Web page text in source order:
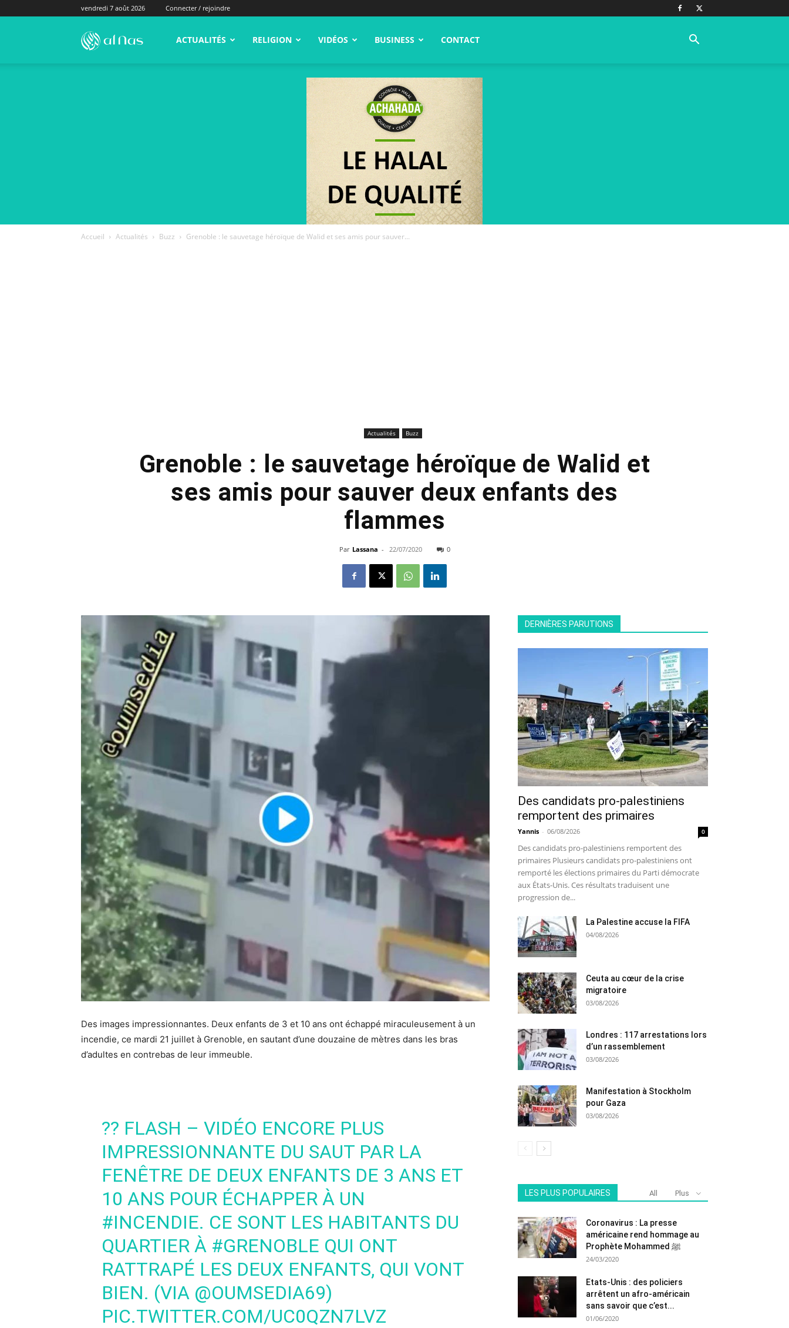
vendredi 7 août 2026 Connecter / rejoindre
alNas.fr ACTUALITÉS RELIGION VIDÉOS BUSINESS CONTACT
Accueil Actualités Buzz Grenoble : le sauvetage héroïque de Walid et ses amis pour sauver...
Actualités Buzz
Grenoble : le sauvetage héroïque de Walid et
ses amis pour sauver deux enfants des
flammes
Par Lassana - 22/07/2020 0
Des images impressionnantes. Deux enfants de 3 et 10 ans ont échappé miraculeusement à un
incendie, ce mardi 21 juillet à Grenoble, en sautant d’une douzaine de mètres dans les bras
d’adultes en contrebas de leur immeuble.
?? FLASH – VIDÉO ENCORE PLUS
IMPRESSIONNANTE DU SAUT PAR LA
FENÊTRE DE DEUX ENFANTS DE 3 ANS ET
10 ANS POUR ÉCHAPPER À UN
#INCENDIE. CE SONT LES HABITANTS DU
QUARTIER À #GRENOBLE QUI ONT
RATTRAPÉ LES DEUX ENFANTS, QUI VONT
BIEN. (VIA @OUMSEDIA69)
PIC.TWITTER.COM/UC0QZN7LVZ
DERNIÈRES PARUTIONS
Des candidats pro-palestiniens
remportent des primaires
Yannis - 06/08/2026 0
Des candidats pro-palestiniens remportent des
primaires Plusieurs candidats pro-palestiniens ont
remporté les élections primaires du Parti démocrate
aux États-Unis. Ces résultats traduisent une
progression de...
La Palestine accuse la FIFA
04/08/2026
Ceuta au cœur de la crise
migratoire
03/08/2026
Londres : 117 arrestations lors
d’un rassemblement
03/08/2026
Manifestation à Stockholm
pour Gaza
03/08/2026
LES PLUS POPULAIRES All Plus
Coronavirus : La presse
américaine rend hommage au
Prophète Mohammed ﷺ
24/03/2020
Etats-Unis : des policiers
arrêtent un afro-américain
sans savoir que c’est...
01/06/2020